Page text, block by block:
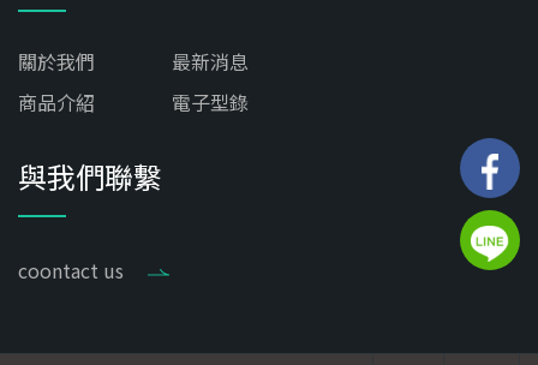
關於我們
最新消息
商品介紹
電子型錄
與我們聯繫
coontact us